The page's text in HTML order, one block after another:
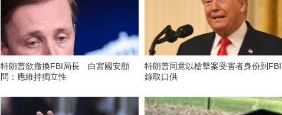
特朗普欲撤換FBI局長 白宮國安顧
問：應維持獨立性
特朗普同意以槍擊案受害者身份到FBI
錄取口供